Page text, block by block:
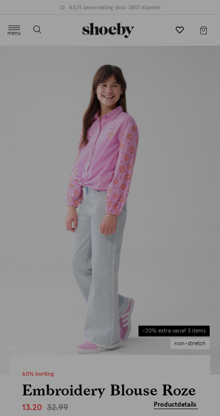
4.5/5 beoordeling door 3807 klanten
menu
-20% extra vanaf 3 items
non-stretch
60% korting
Embroidery Blouse Roze
13.20 32.99 Productdetails